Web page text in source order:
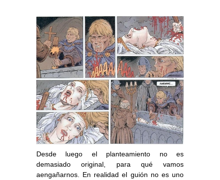
Desde luego el planteamiento no es
demasiado original, para qué vamos
aengañarnos. En realidad el guión no es uno